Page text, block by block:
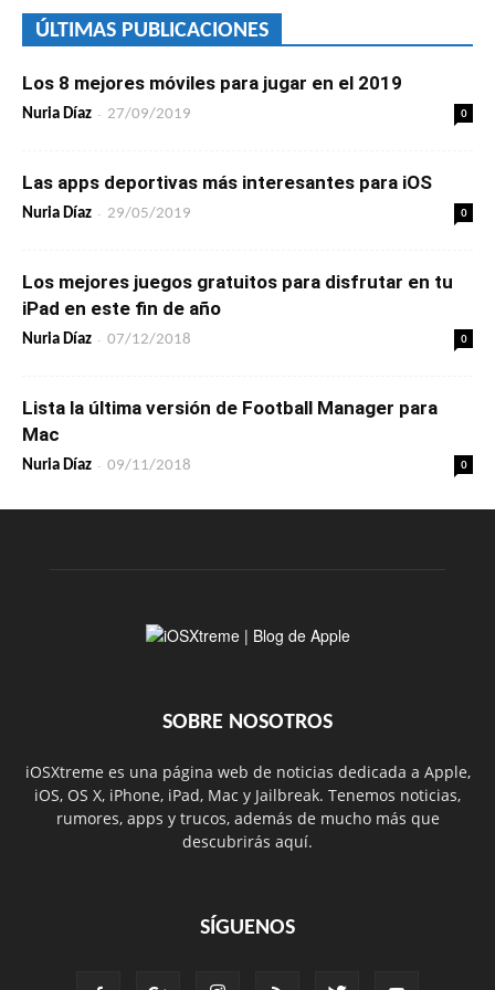
ÚLTIMAS PUBLICACIONES
Los 8 mejores móviles para jugar en el 2019
Nuria Díaz - 27/09/2019 0
Las apps deportivas más interesantes para iOS
Nuria Díaz - 29/05/2019 0
Los mejores juegos gratuitos para disfrutar en tu
iPad en este fin de año
Nuria Díaz - 07/12/2018 0
Lista la última versión de Football Manager para
Mac
Nuria Díaz - 09/11/2018 0
SOBRE NOSOTROS
iOSXtreme es una página web de noticias dedicada a Apple,
iOS, OS X, iPhone, iPad, Mac y Jailbreak. Tenemos noticias,
rumores, apps y trucos, además de mucho más que
descubrirás aquí.
SÍGUENOS